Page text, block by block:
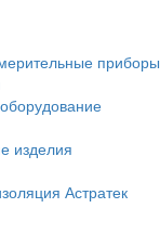
приборы
изделия
Астратек